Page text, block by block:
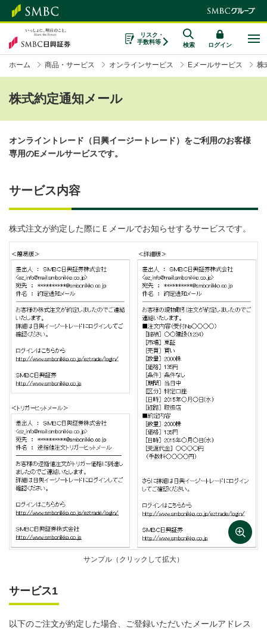
リスク・
手数料等
検索 ログイン
ホーム 商品・サービス オンラインサービス Eメールサービス 株
株式約定通知メール
オンライントレード（日興イージートレード）をご利用のお客様
専用のEメールサービスです。
サービス内容
サンプル（クリックして拡大）
株式注文が約定した際にＥメールでお知らせするサービスです。
サービス1
以下のご注文が約定した場合、ご登録いただいたメールアドレス